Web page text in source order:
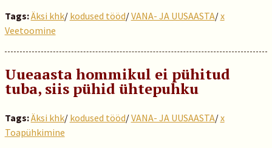
Tags:Äksi khk/ kodused tööd/VANA- JA UUSAASTA/x
Veetoomine
Uueaasta hommikul ei pühitud
tuba, siis pühid ühtepuhku
Tags:Äksi khk/ kodused tööd/VANA- JA UUSAASTA/x
Toapühkimine